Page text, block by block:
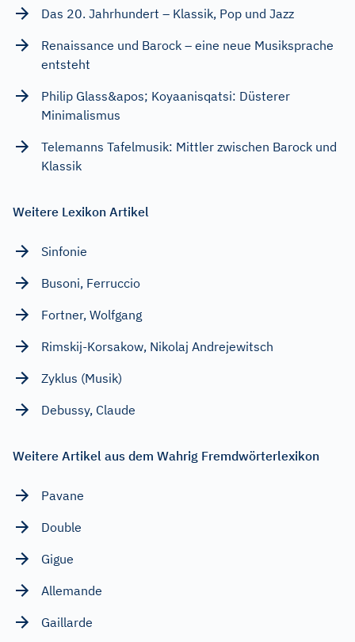
Das 20. Jahrhundert – Klassik, Pop und Jazz
Renaissance und Barock – eine neue Musiksprache
entsteht
Philip Glass&apos; Koyaanisqatsi: Düsterer
Minimalismus
Telemanns Tafelmusik: Mittler zwischen Barock und
Klassik
Weitere Lexikon Artikel
Sinfonie
Busoni, Ferruccio
Fortner, Wolfgang
Rimskij-Korsakow, Nikolaj Andrejewitsch
Zyklus (Musik)
Debussy, Claude
Weitere Artikel aus dem Wahrig Fremdwörterlexikon
Pavane
Double
Gigue
Allemande
Gaillarde